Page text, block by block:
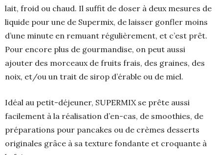
lait, froid ou chaud. Il suffit de doser à deux mesures de
liquide pour une de Supermix, de laisser gonfler moins
d’une minute en remuant régulièrement, et c’est prêt.
Pour encore plus de gourmandise, on peut aussi
ajouter des morceaux de fruits frais, des graines, des
noix, et/ou un trait de sirop d’érable ou de miel.
Idéal au petit-déjeuner, SUPERMIX se prête aussi
facilement à la réalisation d’en-cas, de smoothies, de
préparations pour pancakes ou de crèmes desserts
originales grâce à sa texture fondante et croquante à